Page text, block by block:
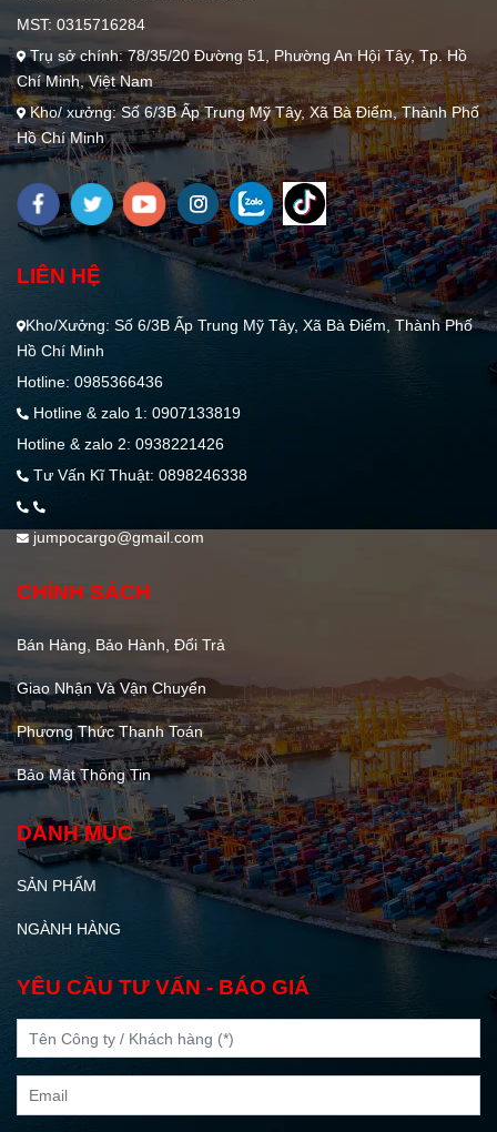
MST: 0315716284
Trụ sở chính: 78/35/20 Đường 51, Phường An Hội Tây, Tp. Hồ
Chí Minh, Việt Nam
Kho/ xưởng: Số 6/3B Ấp Trung Mỹ Tây, Xã Bà Điểm, Thành Phố
Hồ Chí Minh
LIÊN HỆ
Kho/Xưởng: Số 6/3B Ấp Trung Mỹ Tây, Xã Bà Điểm, Thành Phố
Hồ Chí Minh
Hotline: 0985366436
Hotline & zalo 1: 0907133819
Hotline & zalo 2: 0938221426
Tư Vấn Kĩ Thuật: 0898246338
jumpocargo@gmail.com
CHÍNH SÁCH
Bán Hàng, Bảo Hành, Đổi Trả
Giao Nhận Và Vận Chuyển
Phương Thức Thanh Toán
Bảo Mật Thông Tin
DANH MỤC
SẢN PHẨM
NGÀNH HÀNG
YÊU CẦU TƯ VẤN - BÁO GIÁ